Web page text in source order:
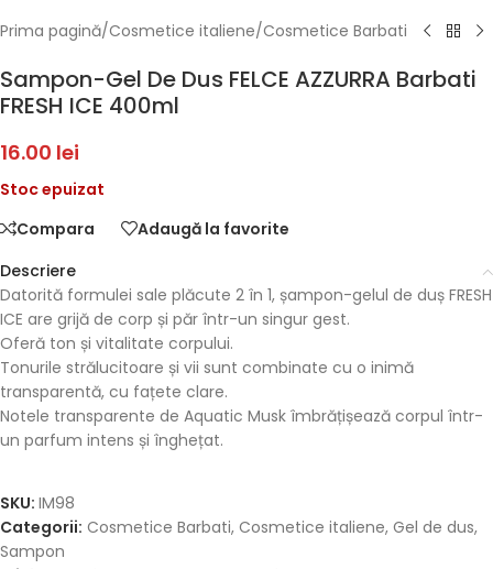
Prima pagină/Cosmetice italiene/Cosmetice Barbati
Sampon-Gel De Dus FELCE AZZURRA Barbati
FRESH ICE 400ml
16.00 lei
Stoc epuizat
Compara
Adaugă la favorite
Descriere
Datorită formulei sale plăcute 2 în 1, șampon-gelul de duș FRESH
ICE are grijă de corp și păr într-un singur gest.
Oferă ton și vitalitate corpului.
Tonurile strălucitoare și vii sunt combinate cu o inimă
transparentă, cu fațete clare.
Notele transparente de Aquatic Musk îmbrățișează corpul într-
un parfum intens și înghețat.
SKU: IM98
Categorii: Cosmetice Barbati, Cosmetice italiene, Gel de dus,
Sampon